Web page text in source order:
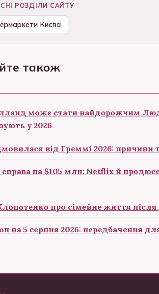
РОЗДІЛИ САЙТУ
Києва
також
може стати найдорожчим
у 2026
від Греммі 2026: причини
на $105 млн: Netflix й
про сімейне життя
на 5 серпня 2026: передбачення